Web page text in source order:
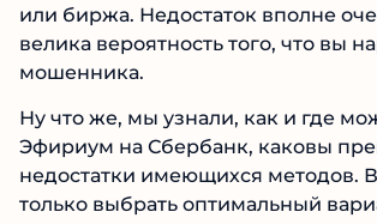
или биржа. Недостаток вполне
велика вероятность того, что вы
мошенника.
Ну что же, мы узнали, как и где
Эфириум на Сбербанк, каковы
недостатки имеющихся методов.
только выбрать оптимальный